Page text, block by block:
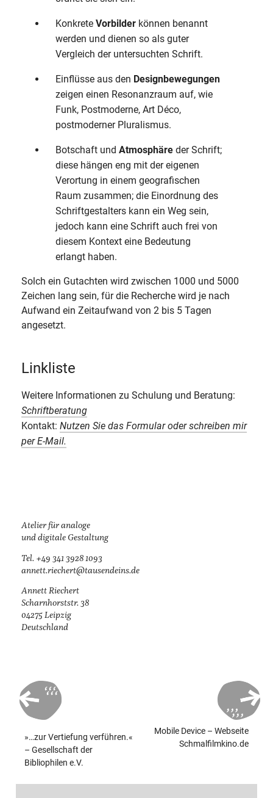
KonkreteVorbilder können benannt
werden und dienen so als guter
Vergleich der untersuchten Schrift.
Einflüsse aus den Designbewegungen
zeigen einen Resonanzraum auf, wie
Funk, Postmoderne, Art Déco,
postmoderner Pluralismus.
Botschaft undAtmosphäre der Schrift;
diese hängen eng mit der eigenen
Verortung in einem geografischen
Raum zusammen; die Einordnung des
Schriftgestalters kann ein Weg sein,
jedoch kann eine Schrift auch frei von
diesem Kontext eine Bedeutung
erlangt haben.
Solch ein Gutachten wird zwischen 1000 und 5000
Zeichen lang sein, für die Recherche wird je nach
Aufwand ein Zeitaufwand von 2 bis 5 Tagen
angesetzt.
Linkliste
Weitere Informationen zu Schulung und Beratung:
Schriftberatung
Kontakt:Nutzen Sie das Formular oder schreiben mir
per E-Mail.
Atelier für analoge
und digitale Gestaltung
Tel. +49 341 3928 1093
annett.riechert@­tausendeins.de
Annett Riechert
Scharnhorststr. 38
04275 Leipzig
Deutschland
Beitragsnavigation
»…zur Vertiefung verführen.«
– Gesellschaft der
Bibliophilen e.V.
Mobile Device – Webseite
Schmalfilmkino.de